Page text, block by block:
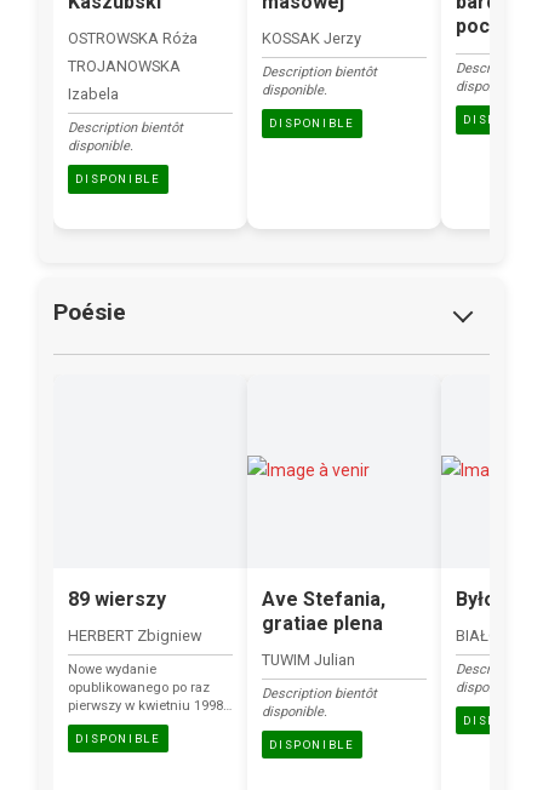
OSTROWSKA Róża
TROJANOWSKA
Izabela
Description bientôt
disponible.
DISPONIBLE
KOSSAK Jerzy
Description bientôt
disponible.
DISPONIBLE
Description
disponible.
Poésie
89 wierszy
HERBERT Zbigniew
Nowe wydanie
opublikowanego po raz
pierwszy w kwietniu 1998
roku ostatniego
osobistego wyboru wierszy
DISPONIBLE
Ave Stefania,
gratiae plena
TUWIM Julian
Description bientôt
disponible.
DISPONIBLE
Było i
Description
disponible.